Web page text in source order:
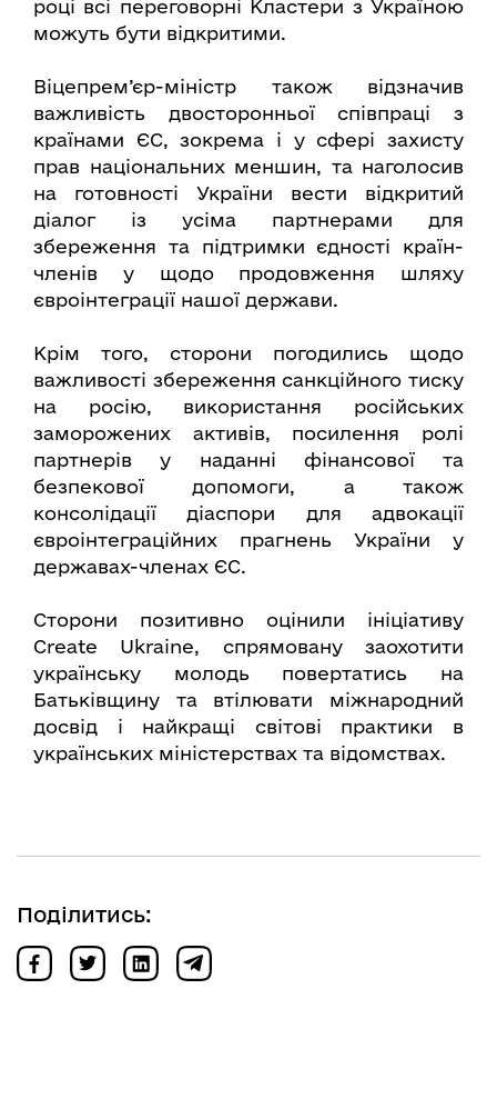
році всі переговорні Кластери з Україною
можуть бути відкритими.
Віцепрем’єр-міністр також відзначив
важливість двосторонньої співпраці з
країнами ЄС, зокрема і у сфері захисту
прав національних меншин, та наголосив
на готовності України вести відкритий
діалог із усіма партнерами для
збереження та підтримки єдності країн-
членів у щодо продовження шляху
євроінтеграції нашої держави.
Крім того, сторони погодились щодо
важливості збереження санкційного тиску
на росію, використання російських
заморожених активів, посилення ролі
партнерів у наданні фінансової та
безпекової допомоги, а також
консолідації діаспори для адвокації
євроінтеграційних прагнень України у
державах-членах ЄС.
Сторони позитивно оцінили ініціативу
Create Ukraine, спрямовану заохотити
українську молодь повертатись на
Батьківщину та втілювати міжнародний
досвід і найкращі світові практики в
українських міністерствах та відомствах.
Поділитись: